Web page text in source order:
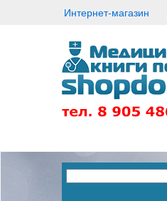
Интернет-магазин